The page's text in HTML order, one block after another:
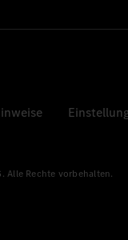
Alle Rechte vorbehalten.